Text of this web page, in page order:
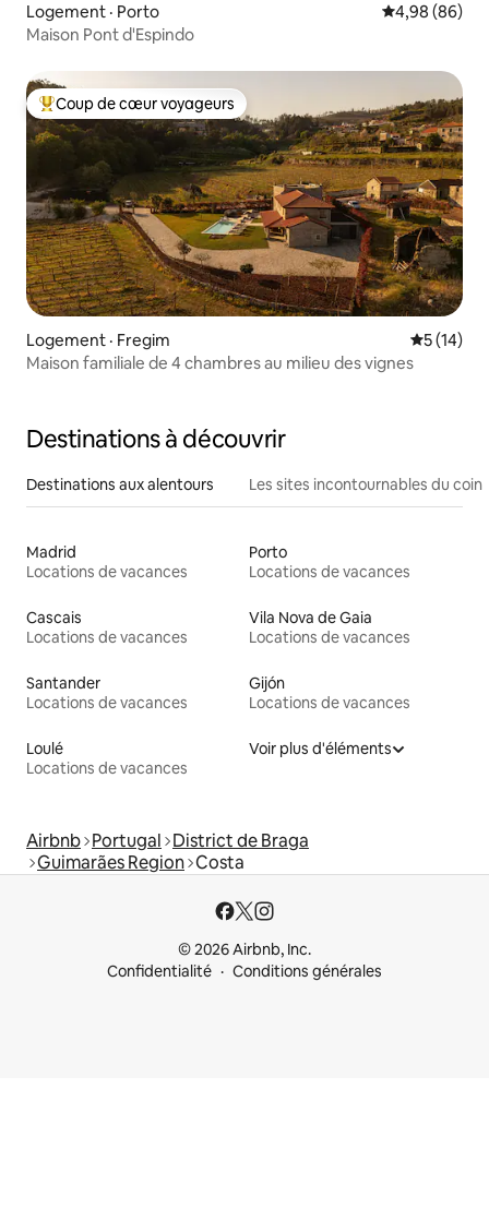
Logement · Porto Note
4,98 (86)
Maison Pont d'Espindo
Coup de cœur voyageurs parmi les plus aimés
Coup de cœur voyageurs
Logement · Fregim Note
5 (14)
Maison familiale de 4 chambres au milieu des vignes
Destinations à découvrir
Destinations aux alentours Les sites incontournables du coin
Madrid
Locations de vacances
Porto
Locations de vacances
Cascais
Locations de vacances
Vila Nova de Gaia
Locations de vacances
Santander
Locations de vacances
Gijón
Locations de vacances
Loulé
Locations de vacances
Voir plus d'éléments
Airbnb Portugal District de Braga
Guimarães Region Costa
© 2026 Airbnb, Inc.
Confidentialité
Conditions générales